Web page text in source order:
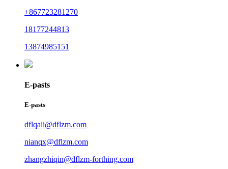
+867723281270
18177244813
13874985151
E-pasts
E-pasts
dflqali@dflzm.com
nianqx@dflzm.com
zhangzhiqin@dflzm-forthing.com